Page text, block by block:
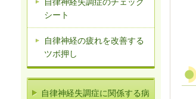
自律神経失調症のチェック
シート
自律神経の疲れを改善する
ツボ押し
自律神経失調症に関係する病